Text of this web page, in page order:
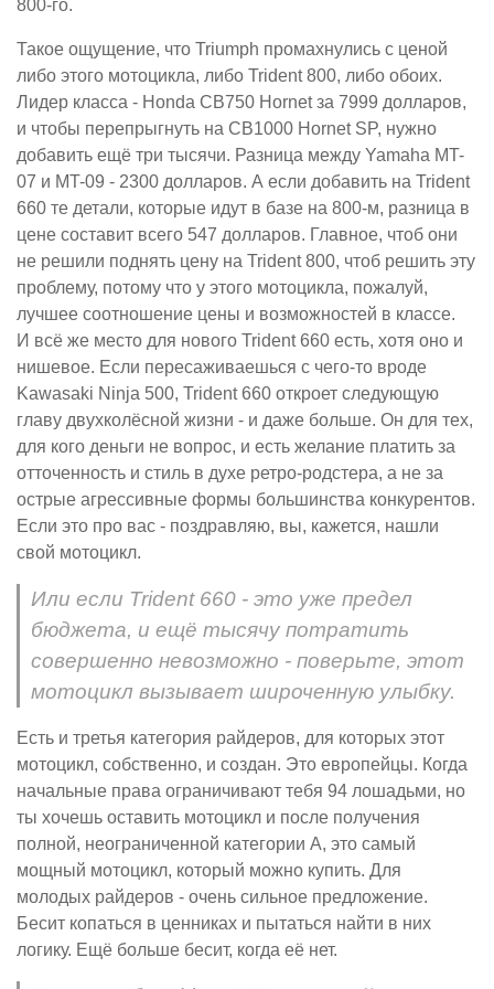
800-го.
Такое ощущение, что Triumph промахнулись с ценой
либо этого мотоцикла, либо Trident 800, либо обоих.
Лидер класса - Honda CB750 Hornet за 7999 долларов,
и чтобы перепрыгнуть на CB1000 Hornet SP, нужно
добавить ещё три тысячи. Разница между Yamaha MT-
07 и MT-09 - 2300 долларов. А если добавить на Trident
660 те детали, которые идут в базе на 800-м, разница в
цене составит всего 547 долларов. Главное, чтоб они
не решили поднять цену на Trident 800, чтоб решить эту
проблему, потому что у этого мотоцикла, пожалуй,
лучшее соотношение цены и возможностей в классе.
И всё же место для нового Trident 660 есть, хотя оно и
нишевое. Если пересаживаешься с чего-то вроде
Kawasaki Ninja 500, Trident 660 откроет следующую
главу двухколёсной жизни - и даже больше. Он для тех,
для кого деньги не вопрос, и есть желание платить за
отточенность и стиль в духе ретро-родстера, а не за
острые агрессивные формы большинства конкурентов.
Если это про вас - поздравляю, вы, кажется, нашли
свой мотоцикл.
Или если Trident 660 - это уже предел
бюджета, и ещё тысячу потратить
совершенно невозможно - поверьте, этот
мотоцикл вызывает широченную улыбку.
Есть и третья категория райдеров, для которых этот
мотоцикл, собственно, и создан. Это европейцы. Когда
начальные права ограничивают тебя 94 лошадьми, но
ты хочешь оставить мотоцикл и после получения
полной, неограниченной категории A, это самый
мощный мотоцикл, который можно купить. Для
молодых райдеров - очень сильное предложение.
Бесит копаться в ценниках и пытаться найти в них
логику. Ещё больше бесит, когда её нет.